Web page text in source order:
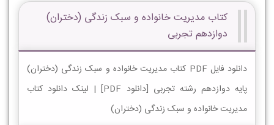
کتاب مدیریت خانواده و سبک زندگی (دختران)
دوازدهم تجربی
دانلود فایل PDF کتاب مدیریت خانواده و سبک زندگی (دختران)
پایه دوازدهم رشته تجربی [دانلود PDF] | لینک دانلود کتاب
مدیریت خانواده و سبک زندگی (دختران)